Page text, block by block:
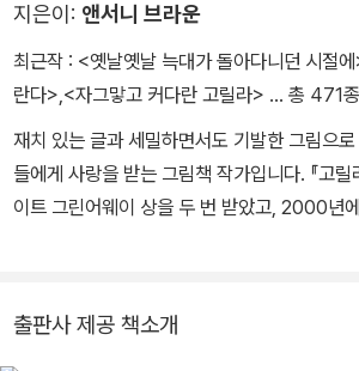
지은이: 앤서니 브라운
최근작 : <옛날옛날 늑대가 돌아다니던 시절
란다>,<자그맣고 커다란 고릴라> … 총 471종
재치 있는 글과 세밀하면서도 기발한 그림으
들에게 사랑을 받는 그림책 작가입니다. 『고릴라』와 『동물원』으로 게
이트 그린어웨이 상을 두 번 받았고, 2000년
습니다.
출판사 제공 책소개